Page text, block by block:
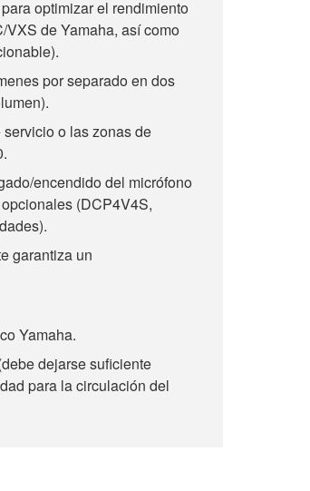
optimizar el rendimiento
de Yamaha, así como
por separado en dos
o las zonas de
encendido del micrófono
(DCP4V4S,
garantiza un
Yamaha.
dejarse suficiente
para la circulación del